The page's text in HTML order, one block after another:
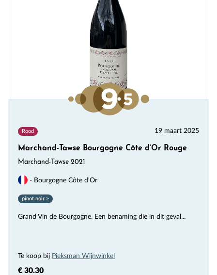
Rood 19 maart 2025
Marchand-Tawse Bourgogne Côte d’Or Rouge
Marchand-Tawse 2021
- Bourgogne Côte d'Or
pinot noir >
Grand Vin de Bourgogne. Een benaming die in dit geval...
Te koop bij Pieksman Wijnwinkel
€ 30.30